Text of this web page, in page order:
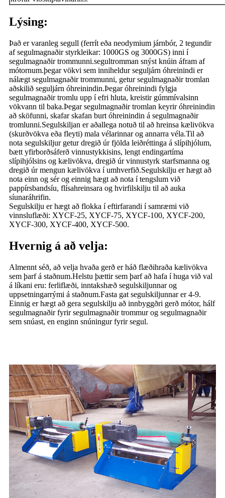
Lýsing:
Það er varanleg segull (ferrít eða neodymium járnbór, 2 tegundir
af segulmagnaðir styrkleikar: 1000GS og 3000GS) inni í
segulmagnaðir trommunni.segultromman snýst knúin áfram af
mótornum.þegar vökvi sem inniheldur seguljárn óhreinindi er
nálægt segulmagnaðir trommunni, getur segulmagnaðir tromlan
aðskilið seguljárn óhreinindin.Þegar óhreinindi fylgja
segulmagnaðir tromlu upp í efri hluta, kreistir gúmmívalsinn
vökvann til baka.Þegar segulmagnaðir tromlan keyrir óhreinindin
að sköfunni, skafar skafan burt óhreinindin á segulmagnaðir
tromlunni.Segulskiljan er aðallega notuð til að hreinsa kælivökva
(skurðvökva eða fleyti) mala vélarinnar og annarra véla.Til að
nota segulskiljur getur dregið úr fjölda leiðréttinga á slípihjólum,
bætt yfirborðsáferð vinnustykkisins, lengt endingartíma
slípihjólsins og kælivökva, dregið úr vinnustyrk starfsmanna og
dregið úr mengun kælivökva í umhverfið.Segulskilju er hægt að
nota einn og sér og einnig hægt að nota í tengslum við
pappírsbandsíu, flísahreinsara og hvirfilskilju til að auka
síunaráhrifin.
Segulskilju er hægt að flokka í eftirfarandi í samræmi við
vinnsluflæði: XYCF-25, XYCF-75, XYCF-100, XYCF-200,
XYCF-300, XYCF-400, XYCF-500.
Hvernig á að velja:
Almennt séð, að velja hvaða gerð er háð flæðihraða kælivökva
sem þarf á staðnum.Helstu þættir sem þarf að hafa í huga við val
á líkani eru: ferliflæði, inntakshæð segulskiljunnar og
uppsetningarrými á staðnum.Fasta gat segulskiljunnar er 4-9.
Einnig er hægt að gera segulskilju að innbyggðri gerð mótor, hálf
segulmagnaðir fyrir segulmagnaðir trommur og segulmagnaðir
sem snúast, en enginn snúningur fyrir segul.